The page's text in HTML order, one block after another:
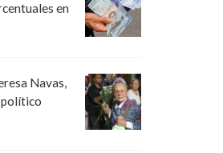
en
Navas,
político